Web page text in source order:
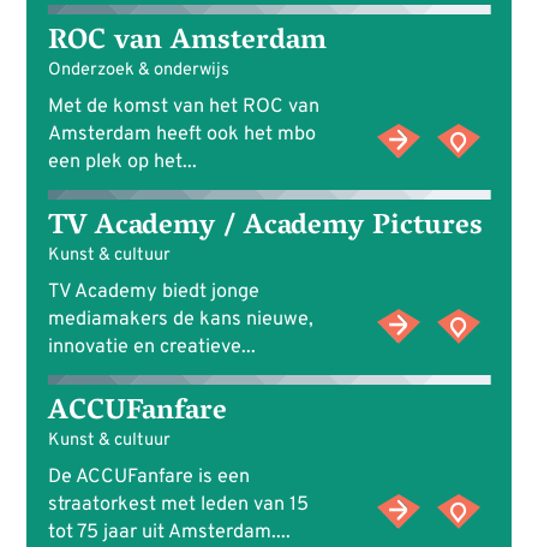
ROC van Amsterdam
Onderzoek & onderwijs
Met de komst van het ROC van
Amsterdam heeft ook het mbo
een plek op het...
TV Academy / Academy Pictures
Kunst & cultuur
TV Academy biedt jonge
mediamakers de kans nieuwe,
innovatie en creatieve...
ACCUFanfare
Kunst & cultuur
De ACCUFanfare is een
straatorkest met leden van 15
tot 75 jaar uit Amsterdam....